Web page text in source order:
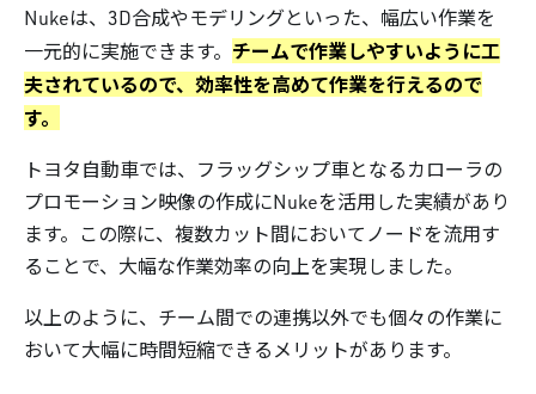
Nukeは、3D合成やモデリングといった、幅広い作業を
一元的に実施できます。 チームで作業しやすいように工
夫されているので、効率性を高めて作業を行えるので
す。
トヨタ自動車では、フラッグシップ車となるカローラの
プロモーション映像の作成にNukeを活用した実績があり
ます。この際に、複数カット間においてノードを流用す
ることで、大幅な作業効率の向上を実現しました。
以上のように、チーム間での連携以外でも個々の作業に
おいて大幅に時間短縮できるメリットがあります。